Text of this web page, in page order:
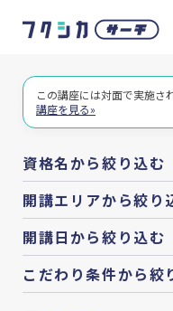
この講座には対面で実施さ
講座を見る»
資格名から絞り込む
開講エリアから絞り
開講日から絞り込む
こだわり条件から絞